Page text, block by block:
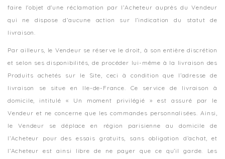
faire l'objet d'une réclamation par l’Acheteur auprès du Vendeur
qui ne dispose d’aucune action sur l’indication du statut de
livraison.
Par ailleurs, le Vendeur se réserve le droit, à son entière discrétion
et selon ses disponibilités, de procéder lui-même à la livraison des
Produits achetés sur le Site, ceci à condition que l’adresse de
livraison se situe en Ile-de-France. Ce service de livraison à
domicile, intitulé « Un moment privilégié » est assuré par le
Vendeur et ne concerne que les commandes personnalisées. Ainsi,
le Vendeur se déplace en région parisienne au domicile de
l’Acheteur pour des essais gratuits, sans obligation d’achat, et
l’Acheteur est ainsi libre de ne payer que ce qu’il garde. Les